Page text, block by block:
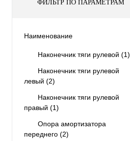
ФИЛЬТР ПО ПАРАМЕТРАМ
Наименование
Наконечник тяги рулевой (1)
Наконечник тяги рулевой
левый (2)
Наконечник тяги рулевой
правый (1)
Опора амортизатора
переднего (2)